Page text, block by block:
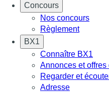
Concours
Nos concours
Règlement
BX1
Connaître BX1
Annonces et offres
Regarder et
Adresse